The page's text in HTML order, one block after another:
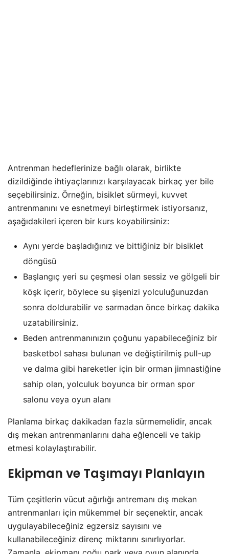
Antrenman hedeflerinize bağlı olarak, birlikte
dizildiğinde ihtiyaçlarınızı karşılayacak birkaç yer bile
seçebilirsiniz. Örneğin, bisiklet sürmeyi, kuvvet
antrenmanını ve esnetmeyi birleştirmek istiyorsanız,
aşağıdakileri içeren bir kurs koyabilirsiniz:
Aynı yerde başladığınız ve bittiğiniz bir bisiklet
döngüsü
Başlangıç yeri su çeşmesi olan sessiz ve gölgeli bir
köşk içerir, böylece su şişenizi yolculuğunuzdan
sonra doldurabilir ve sarmadan önce birkaç dakika
uzatabilirsiniz.
Beden antrenmanınızın çoğunu yapabileceğiniz bir
basketbol sahası bulunan ve değiştirilmiş pull-up
ve dalma gibi hareketler için bir orman jimnastiğine
sahip olan, yolculuk boyunca bir orman spor
salonu veya oyun alanı
Planlama birkaç dakikadan fazla sürmemelidir, ancak
dış mekan antrenmanlarını daha eğlenceli ve takip
etmesi kolaylaştırabilir.
Ekipman ve Taşımayı Planlayın
Tüm çeşitlerin vücut ağırlığı antremanı dış mekan
antrenmanları için mükemmel bir seçenektir, ancak
uygulayabileceğiniz egzersiz sayısını ve
kullanabileceğiniz direnç miktarını sınırlıyorlar.